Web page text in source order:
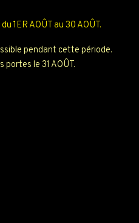
1ER AOÛT au 30 AOÛT.
pendant cette période.
portes le 31 AOÛT.